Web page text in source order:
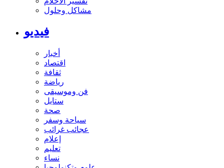
مشاكل وحلول
فيديو
أخبار
اقتصاد
ثقافة
رياضة
فن وموسيقى
ستايل
صحة
سياحة وسفر
عجائب غرائب
إعلام
تعليم
نساء